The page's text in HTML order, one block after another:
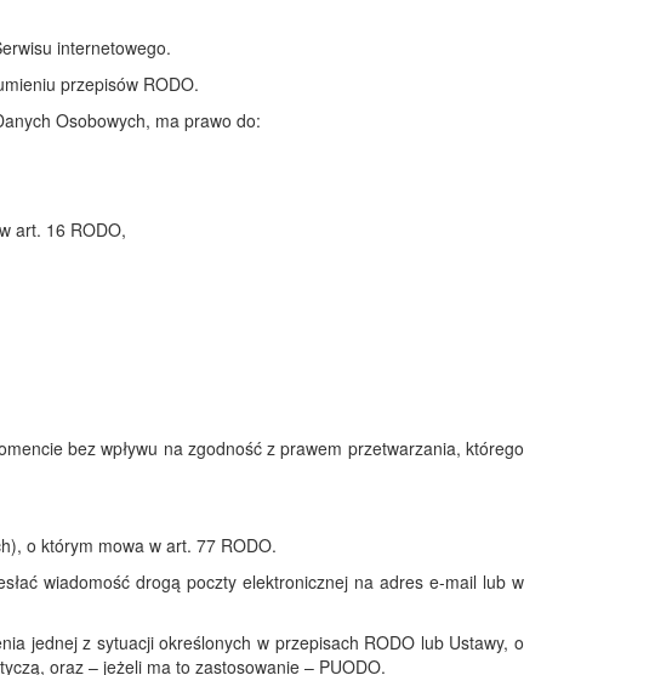
internetowego.
przepisów RODO.
Osobowych, ma prawo do:
art. 16 RODO,
bez wpływu na zgodność z prawem przetwarzania, którego
o którym mowa w art. 77 RODO.
wiadomość drogą poczty elektronicznej na adres e-mail lub w
jednej z sytuacji określonych w przepisach RODO lub Ustawy, o
oraz – jeżeli ma to zastosowanie – PUODO.